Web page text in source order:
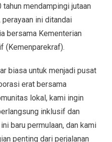
tahun mendampingi jutaan
perayaan ini ditandai
bersama Kementerian
(Kemenparekraf).
biasa untuk menjadi pusat
erat bersama
lokal, kami ingin
inklusif dan
baru permulaan, dan kami
penting dari perjalanan